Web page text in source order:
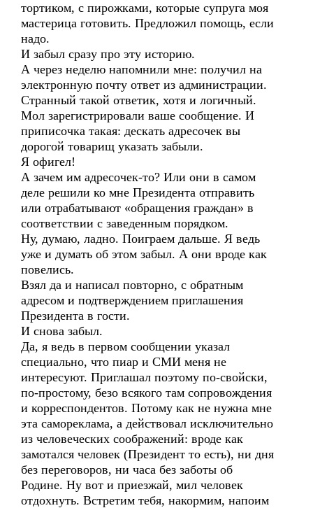
тортиком, с пирожками, которые супруга моя
мастерица готовить. Предложил помощь, если
надо.
И забыл сразу про эту историю.
А через неделю напомнили мне: получил на
электронную почту ответ из администрации.
Странный такой ответик, хотя и логичный.
Мол зарегистрировали ваше сообщение. И
приписочка такая: дескать адресочек вы
дорогой товарищ указать забыли.
Я офигел!
А зачем им адресочек-то? Или они в самом
деле решили ко мне Президента отправить
или отрабатывают «обращения граждан» в
соответствии с заведенным порядком.
Ну, думаю, ладно. Поиграем дальше. Я ведь
уже и думать об этом забыл. А они вроде как
повелись.
Взял да и написал повторно, с обратным
адресом и подтверждением приглашения
Президента в гости.
И снова забыл.
Да, я ведь в первом сообщении указал
специально, что пиар и СМИ меня не
интересуют. Приглашал поэтому по-свойски,
по-простому, безо всякого там сопровождения
и корреспондентов. Потому как не нужна мне
эта самореклама, а действовал исключительно
из человеческих соображений: вроде как
замотался человек (Президент то есть), ни дня
без переговоров, ни часа без заботы об
Родине. Ну вот и приезжай, мил человек
отдохнуть. Встретим тебя, накормим, напоим